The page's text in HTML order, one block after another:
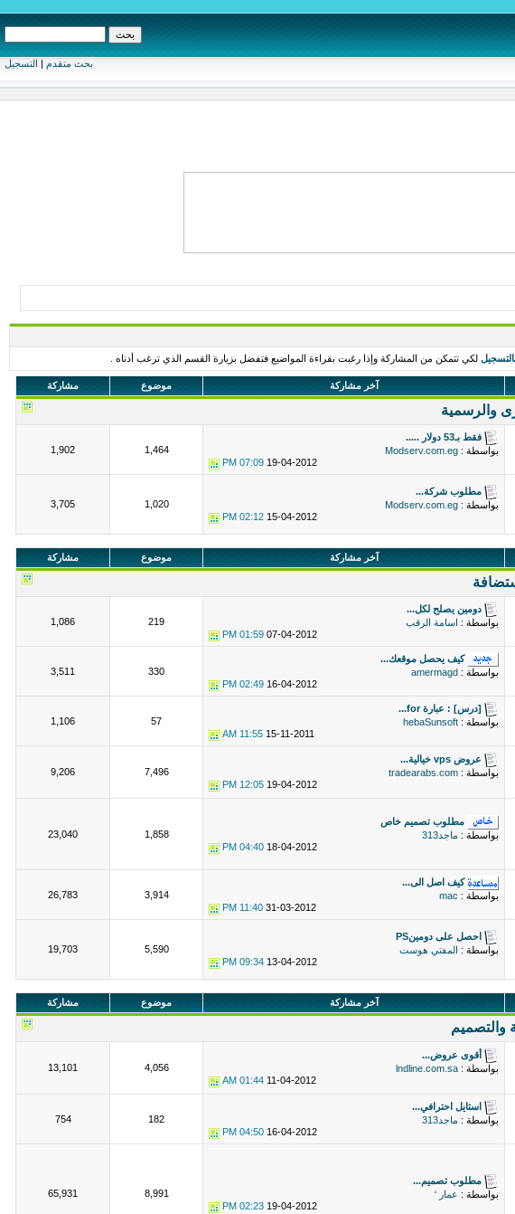
بحث متقدم | التسجيل
لكي تتمكن من المشاركة وإذا رغبت بقراءة المواضيع فتفضل بزيارة القسم الذي ترغب أدناه .
آخر مشاركة موضوع مشاركة
والرسمية
فقط بـ53 دولار .....
بواسطة : Modserv.com.eg
19-04-2012
07:09 PM
1,464
1,902
مطلوب شركة...
بواسطة : Modserv.com.eg
15-04-2012
02:12 PM
1,020
3,705
آخر مشاركة موضوع مشاركة
دومين يصلح لكل...
بواسطة : اسامة الرقب
07-04-2012
01:59 PM
219
1,086
كيف يحصل موقعك...
بواسطة : amermagd
16-04-2012
02:49 PM
330
3,511
[درس] : عبارة for...
بواسطة : hebaSunsoft
15-11-2011
11:55 AM
57
1,106
عروض vps خيالية...
بواسطة : tradearabs.com
19-04-2012
12:05 PM
7,496
9,206
مطلوب تصميم خاص
بواسطة : ماجد313
18-04-2012
04:40 PM
1,858
23,040
كيف اصل الى...
بواسطة : mac
31-03-2012
11:40 PM
3,914
26,783
احصل على دومينPS
بواسطة :
المفتي هوست
13-04-2012
09:34 PM
5,590
19,703
آخر مشاركة موضوع مشاركة
والتصميم
أقوى عروض...
بواسطة : lndline.com.sa
11-04-2012
01:44 AM
4,056
13,101
استايل احترافي...
بواسطة : ماجد313
16-04-2012
04:50 PM
182
754
مطلوب تصميم...
بواسطة : عمار ‘
19-04-2012
02:23 PM
8,991
65,931